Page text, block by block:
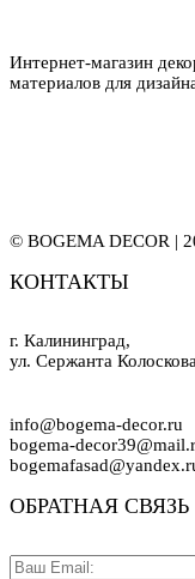
Интернет-магазин
материалов для
© BOGEMA DECOR |
КОНТАКТЫ
г. Калининград,
ул. Сержанта
info@bogema-decor.ru
bogema-
ОБРАТНАЯ СВЯЗЬ